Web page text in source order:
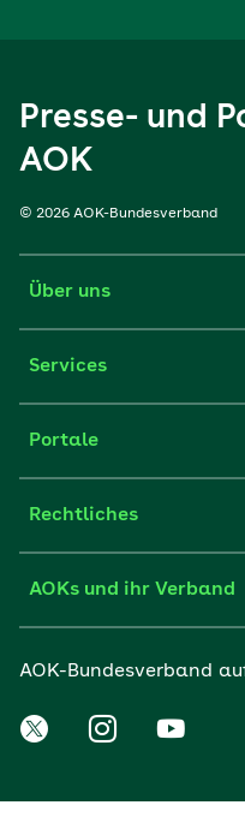
Presse- und
AOK
© 2026 AOK-Bundesverband
Über uns
Services
Portale
Rechtliches
AOKs und ihr Verband
AOK-Bundesverband